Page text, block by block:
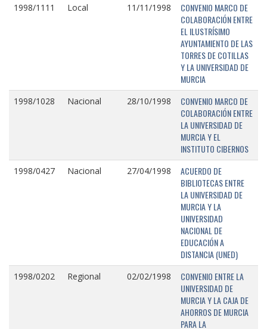
1998/1111 Local 11/11/1998
CONVENIO MARCO DE
COLABORACIÓN ENTRE
EL ILUSTRÍSIMO
AYUNTAMIENTO DE LAS
TORRES DE COTILLAS
Y LA UNIVERSIDAD DE
MURCIA
1998/1028 Nacional 28/10/1998
CONVENIO MARCO DE
COLABORACIÓN ENTRE
LA UNIVERSIDAD DE
MURCIA Y EL
INSTITUTO CIBERNOS
1998/0427 Nacional 27/04/1998
ACUERDO DE
BIBLIOTECAS ENTRE
LA UNIVERSIDAD DE
MURCIA Y LA
UNIVERSIDAD
NACIONAL DE
EDUCACIÓN A
DISTANCIA (UNED)
1998/0202 Regional 02/02/1998
CONVENIO ENTRE LA
UNIVERSIDAD DE
MURCIA Y LA CAJA DE
AHORROS DE MURCIA
PARA LA